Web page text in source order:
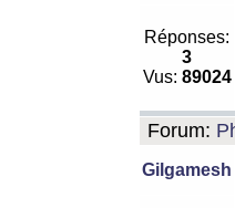
Réponses:
3
Vus: 89024
Forum:
Gilgamesh